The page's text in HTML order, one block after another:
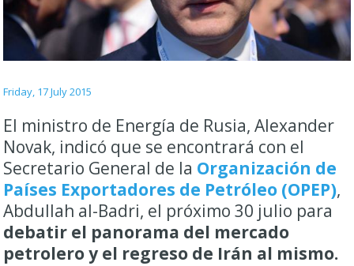
Friday, 17 July 2015
El ministro de Energía de Rusia, Alexander
Novak, indicó que se encontrará con el
Secretario General de la Organización de
Países Exportadores de Petróleo (OPEP),
Abdullah al-Badri, el próximo 30 julio para
debatir el panorama del mercado
petrolero y el regreso de Irán al mismo.